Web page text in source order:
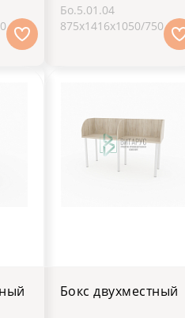
Бо.5.01.04
875х1416х1050/750
Бокс двухместный